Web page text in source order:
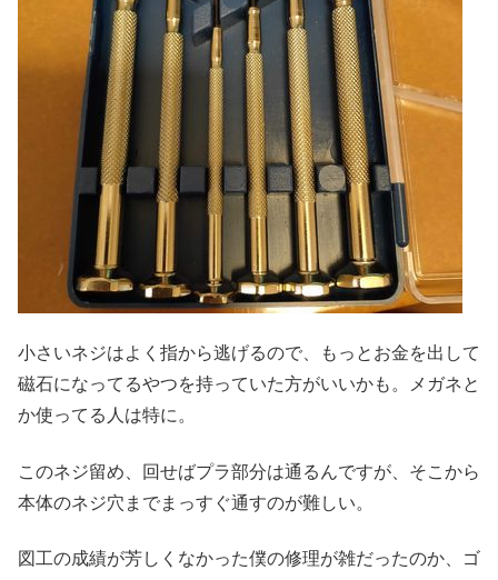
小さいネジはよく指から逃げるので、もっとお金を出して
磁石になってるやつを持っていた方がいいかも。メガネと
か使ってる人は特に。
このネジ留め、回せばプラ部分は通るんですが、そこから
本体のネジ穴までまっすぐ通すのが難しい。
図工の成績が芳しくなかった僕の修理が雑だったのか、ゴ